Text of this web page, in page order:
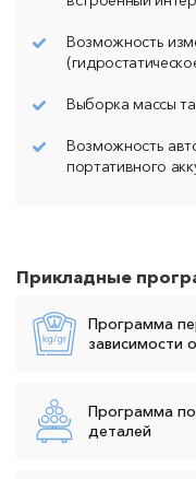
Возможность
Выборка массы
Возможность
портативного
Прикладные
Программа
зависимости
Программа
деталей